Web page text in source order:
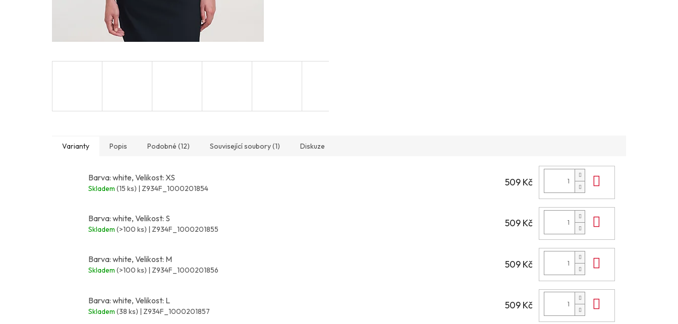
Varianty Popis Podobné (12) Související soubory (1) Diskuze
Barva: white, Velikost: XS
Skladem (15 ks) | Z934F_1000201854
509 Kč
Barva: white, Velikost: S
Skladem (>100 ks) | Z934F_1000201855
509 Kč
Barva: white, Velikost: M
Skladem (>100 ks) | Z934F_1000201856
509 Kč
Barva: white, Velikost: L
Skladem (38 ks) | Z934F_1000201857
509 Kč